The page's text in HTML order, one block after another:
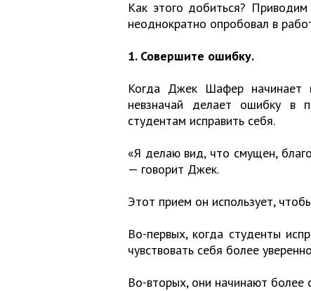
Как этого добиться?
неоднократно опробовал в
1. Совершите ошибку.
Когда Джек Шафер начинает
невзначай делает ошибку в
студентам исправить себя.
«Я делаю вид, что смущен,
— говорит Джек.
Этот прием он использует,
Во-первых, когда студенты
чувствовать себя более
Во-вторых, они начинают более